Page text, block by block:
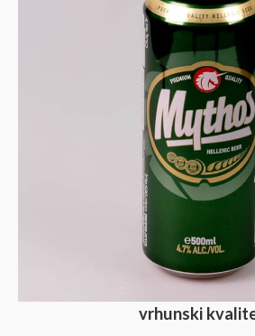
vrhunski